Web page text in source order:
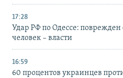
17:28
Удар РФ по Одессе: поврежден
человек – власти
16:59
60 процентов украинцев